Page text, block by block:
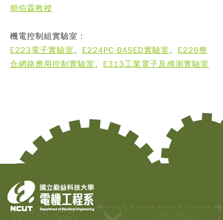
簡伯霖教授
機電控制組實驗室：
E223電子實驗室、 E224PC-BASED實驗室、 E226整
合網路應用控制實驗室、 E313工業電子及感測實驗室